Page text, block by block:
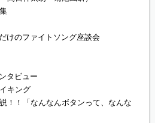
けのファイトソング座談会
タビュー
キング
！！「なんなんボタンって、なんな